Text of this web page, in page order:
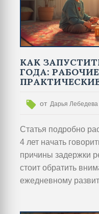
КАК
ГОДА:
от Дарья Лебедева
Статья подробно
4 лет начать
причины задержки
стоит обратить
ежедневному